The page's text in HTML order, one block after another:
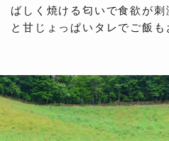
ばしく焼ける匂いで食欲が
と甘じょっぱいタレでご飯も